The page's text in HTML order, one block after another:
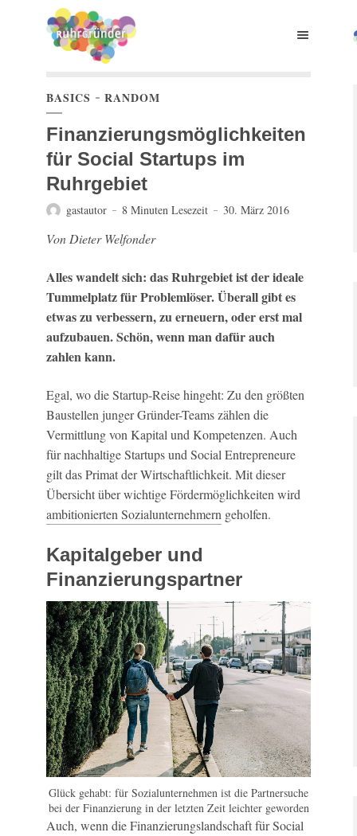
BASICS RANDOM
Finanzierungsmöglichkeiten
für Social Startups im
Ruhrgebiet
gastautor 8 Minuten Lesezeit 30. März 2016
Von Dieter Welfonder
Alles wandelt sich: das Ruhrgebiet ist der ideale
Tummelplatz für Problemlöser. Überall gibt es
etwas zu verbessern, zu erneuern, oder erst mal
aufzubauen. Schön, wenn man dafür auch
zahlen kann.
Egal, wo die Startup-Reise hingeht: Zu den größten
Baustellen junger Gründer-Teams zählen die
Vermittlung von Kapital und Kompetenzen. Auch
für nachhaltige Startups und Social Entrepreneure
gilt das Primat der Wirtschaftlichkeit. Mit dieser
Übersicht über wichtige Fördermöglichkeiten wird
ambitionierten Sozialunternehmern geholfen.
Kapitalgeber und
Finanzierungspartner
Glück gehabt: für Sozialunternehmen ist die Partnersuche
bei der Finanzierung in der letzten Zeit leichter geworden
Auch, wenn die Finanzierungslandschaft für Social